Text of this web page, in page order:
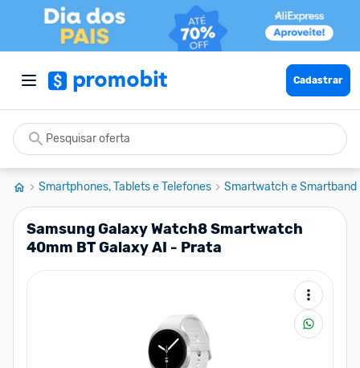
Cadastrar
Smartphones, Tablets e Telefones Smartwatch e Smartband
Samsung Galaxy Watch8 Smartwatch
40mm BT Galaxy AI - Prata